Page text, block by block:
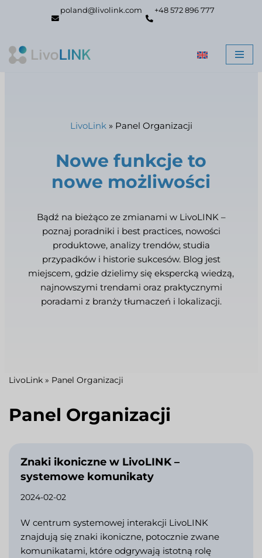
poland@livolink.com +48 572 896 777
LivoLink» Panel Organizacji
Nowe funkcje to
nowe możliwości
Bądź na bieżąco ze zmianami w LivoLINK –
poznaj poradniki i best practices, nowości
produktowe, analizy trendów, studia
przypadków i historie sukcesów. Blog jest
miejscem, gdzie dzielimy się ekspercką wiedzą,
najnowszymi trendami oraz praktycznymi
poradami z branży tłumaczeń i lokalizacji.
LivoLink » Panel Organizacji
Panel Organizacji
Znaki ikoniczne w LivoLINK –
systemowe komunikaty
2024-02-02
W centrum systemowej interakcji LivoLINK
znajdują się znaki ikoniczne, potocznie zwane
komunikatami, które odgrywają istotną rolę